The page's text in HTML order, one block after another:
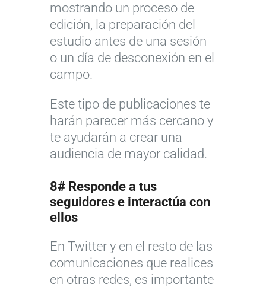
mostrando un proceso de
edición, la preparación del
estudio antes de una sesión
o un día de desconexión en el
campo.
Este tipo de publicaciones te
harán parecer más cercano y
te ayudarán a crear una
audiencia de mayor calidad.
8# Responde a tus
seguidores e interactúa con
ellos
En Twitter y en el resto de las
comunicaciones que realices
en otras redes, es importante